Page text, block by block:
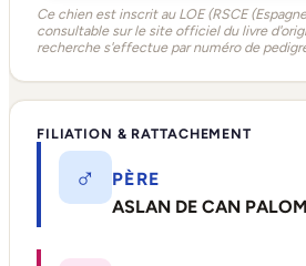
Ce chien est inscrit au LOE (RSCE
consultable sur le site officiel du livre
recherche s'effectue par numéro de
FILIATION & RATTACHEMENT
♂
PÈRE
ASLAN DE CAN